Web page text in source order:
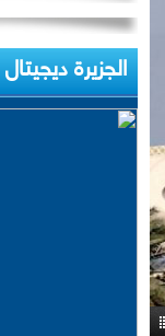
الجزيرة ديجيتال